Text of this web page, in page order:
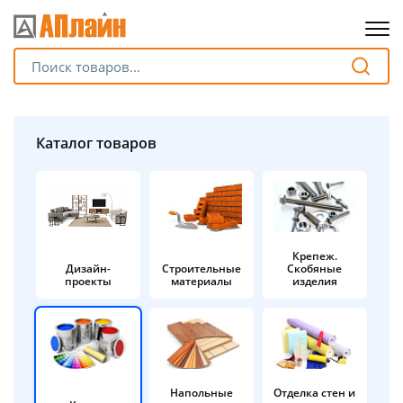
Каталог товаров
Дизайн-
проекты
Строительные
материалы
Крепеж.
Скобяные
изделия
Напольные
Отделка стен и
Разбейте
без переплат
График платежей
Сегодня
%